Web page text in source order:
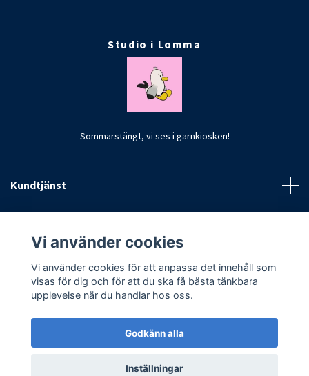
Studio i Lomma
Sommarstängt, vi ses i garnkiosken!
Kundtjänst
© 2026 CrochetByKim
Vi använder cookies
Vi använder cookies för att anpassa det innehåll som
visas för dig och för att du ska få bästa tänkbara
upplevelse när du handlar hos oss.
Godkänn alla
Inställningar